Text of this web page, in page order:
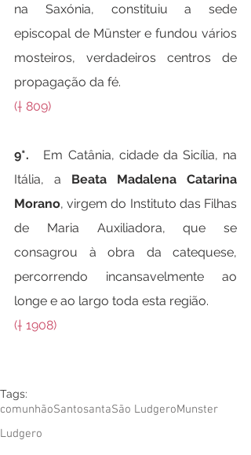
na Saxónia, constituiu a sede
episcopal de Münster e fundou vários
mosteiros, verdadeiros centros de
propagação da fé.
(† 809)
9*. Em Catânia, cidade da Sicília, na
Itália, a Beata Madalena Catarina
Morano, virgem do Instituto das Filhas
de Maria Auxiliadora, que se
consagrou à obra da catequese,
percorrendo incansavelmente ao
longe e ao largo toda esta região.
(† 1908)
Tags:
comunhãoSantosantaSão LudgeroMunster
Ludgero